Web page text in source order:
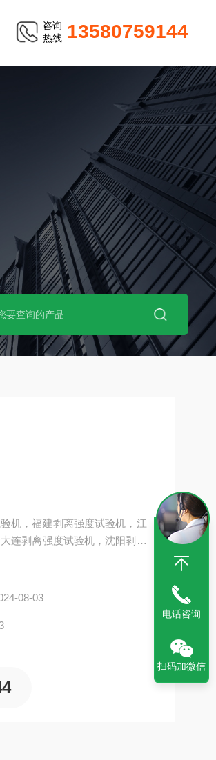
咨询
热线 13580759144
机，福建剥离强度试验机，江
连剥离强度试验机，沈阳剥离
08-03
电话咨询
扫码加微信